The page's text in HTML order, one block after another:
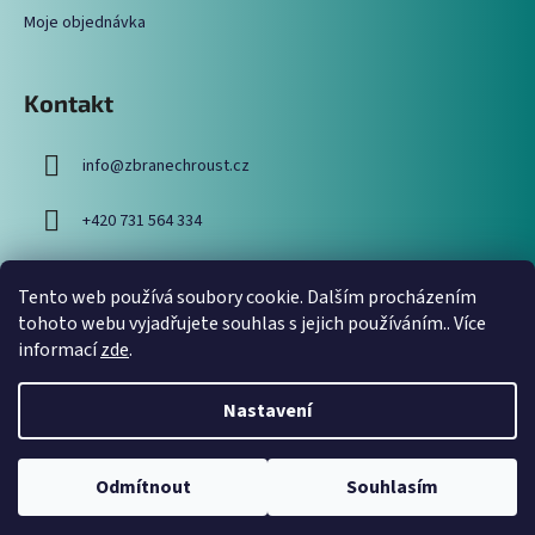
Tento web používá soubory cookie. Dalším procházením
tohoto webu vyjadřujete souhlas s jejich používáním.. Více
informacízde.
Nastavení
Odmítnout Souhlasím
Moje objednávka
Kontakt
info@zbranechroust.cz
+420 731 564 334
Vyhledávání
HLEDAT
Copyright 2026Zbraně Chroust. Všechna práva vyhrazena.